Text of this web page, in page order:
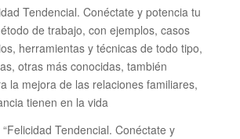
Tendencial. Conéctate y potencia tu
de trabajo, con ejemplos, casos
herramientas y técnicas de todo tipo,
otras más conocidas, también
la mejora de las relaciones familiares,
tienen en la vida
Tendencial. Conéctate y